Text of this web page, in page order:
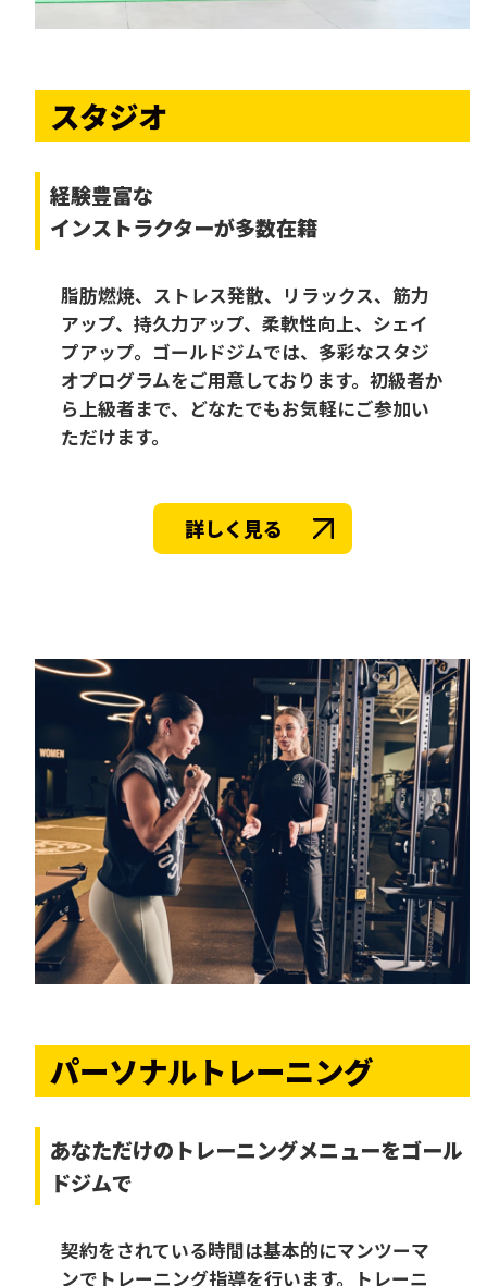
スタジオ
経験豊富な
インストラクターが多数在籍
脂肪燃焼、ストレス発散、リラックス、筋力
アップ、持久力アップ、柔軟性向上、シェイ
プアップ。ゴールドジムでは、多彩なスタジ
オプログラムをご用意しております。初級者か
ら上級者まで、どなたでもお気軽にご参加い
ただけます。
詳しく見る
パーソナルトレーニング
あなただけの トレーニングメニューをゴール
ドジムで
契約をされている時間は基本的にマンツーマ
ンでトレーニング指導を行います。トレーニ